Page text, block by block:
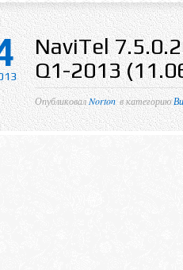
NaviTel
Q1-2013
ОпубликовалNorton в категорию